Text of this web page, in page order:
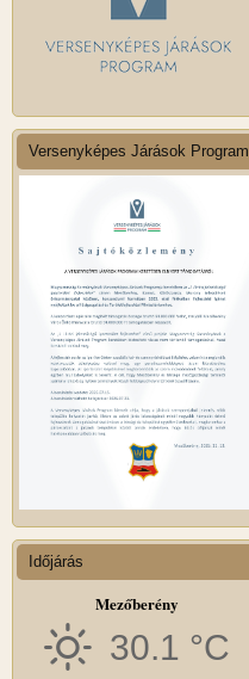
Versenyképes Járások Program
Időjárás
Mezőberény
30.1 °C